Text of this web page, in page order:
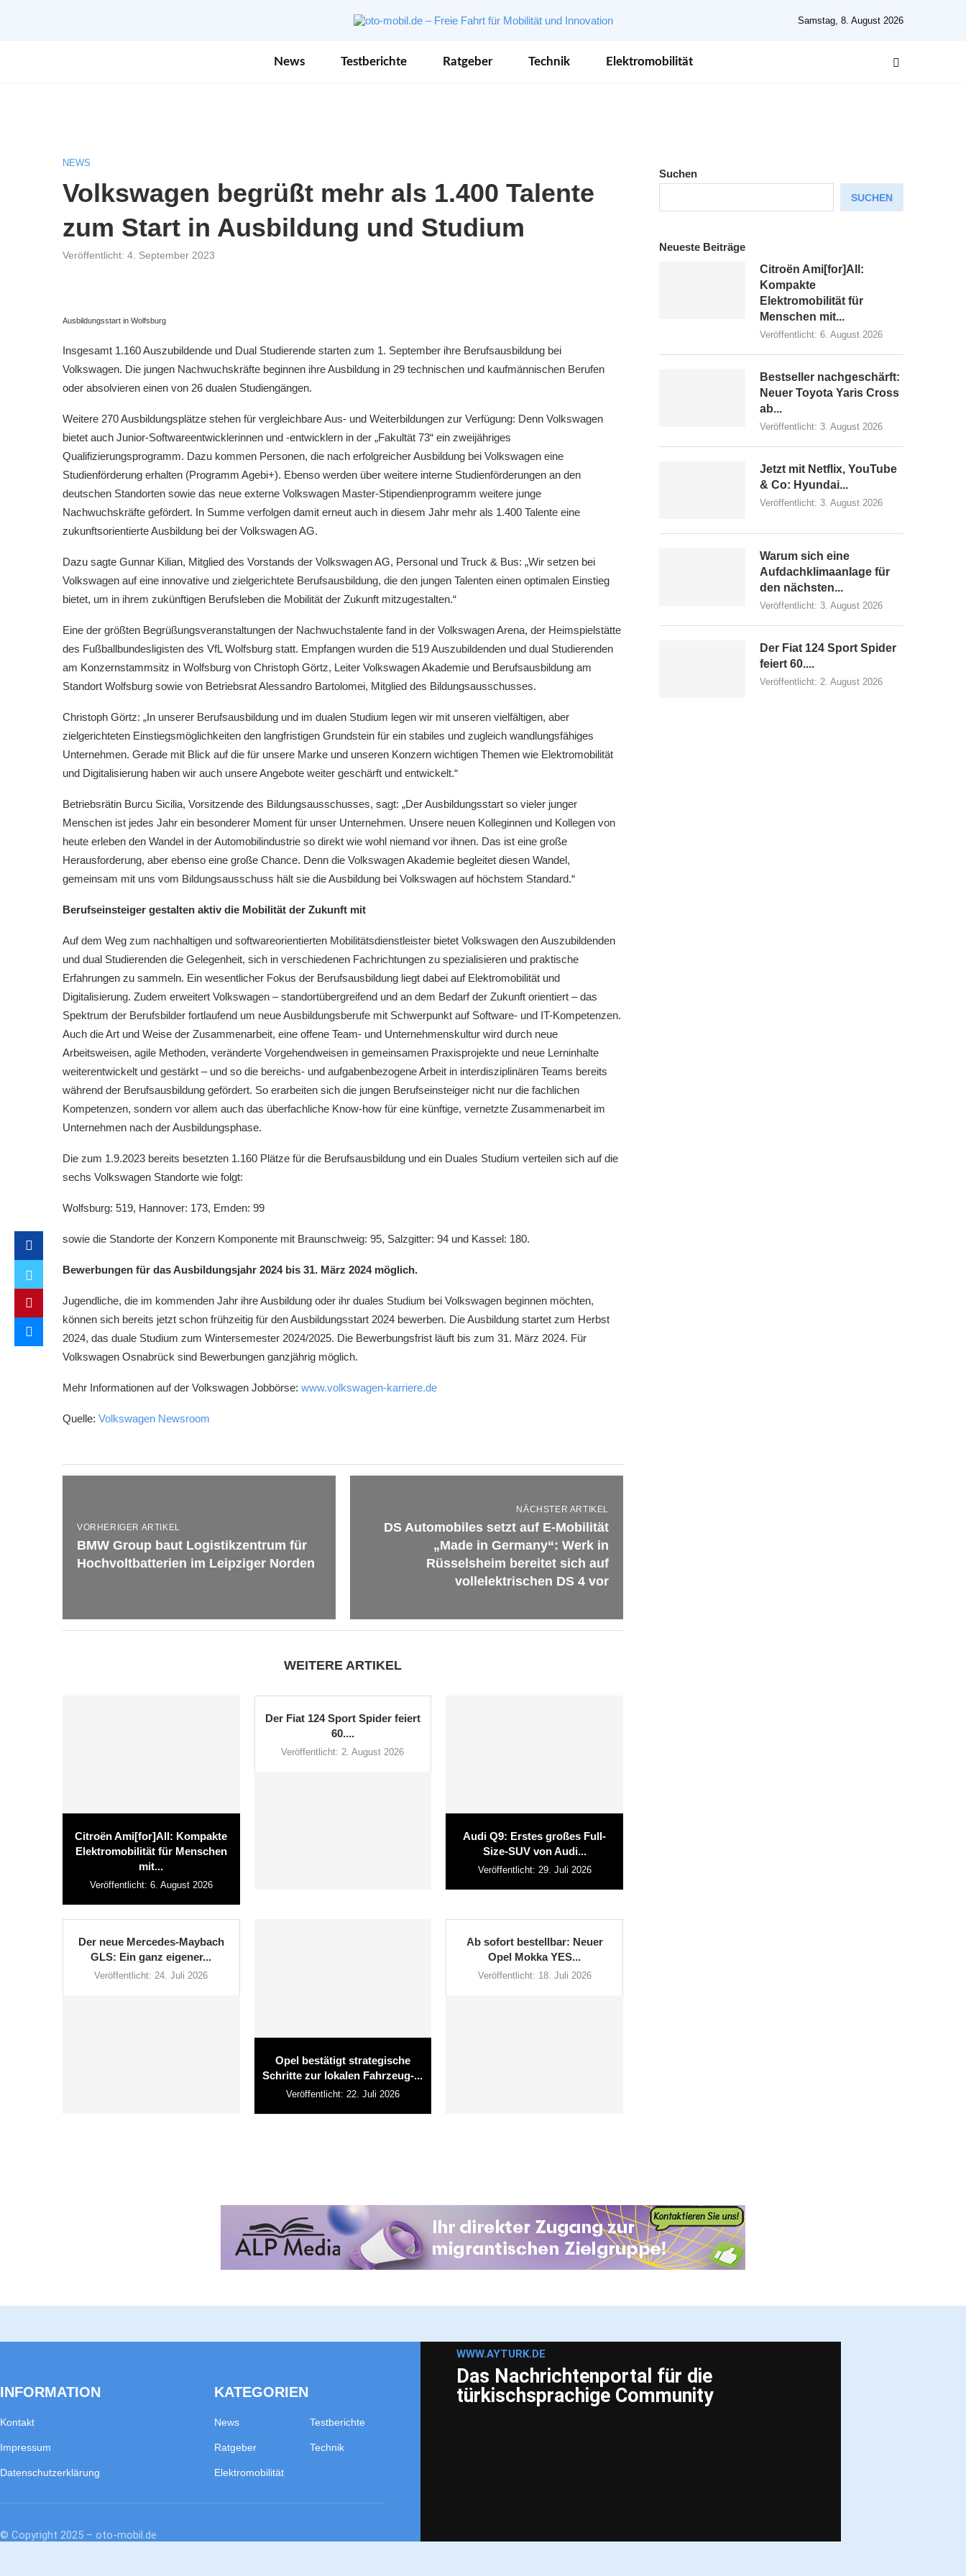
Samstag, 8. August 2026
News Testberichte Ratgeber Technik Elektromobilität
NEWS
Volkswagen begrüßt mehr als 1.400 Talente
zum Start in Ausbildung und Studium
Veröffentlicht: 4. September 2023
Ausbildungsstart in Wolfsburg
Insgesamt 1.160 Auszubildende und Dual Studierende starten zum 1. September ihre Berufsausbildung bei
Volkswagen. Die jungen Nachwuchskräfte beginnen ihre Ausbildung in 29 technischen und kaufmännischen Berufen
oder absolvieren einen von 26 dualen Studiengängen.
Weitere 270 Ausbildungsplätze stehen für vergleichbare Aus- und Weiterbildungen zur Verfügung: Denn Volkswagen
bietet auch Junior-Softwareentwicklerinnen und -entwicklern in der „Fakultät 73“ ein zweijähriges
Qualifizierungsprogramm. Dazu kommen Personen, die nach erfolgreicher Ausbildung bei Volkswagen eine
Studienförderung erhalten (Programm Agebi+). Ebenso werden über weitere interne Studienförderungen an den
deutschen Standorten sowie das neue externe Volkswagen Master-Stipendienprogramm weitere junge
Nachwuchskräfte gefördert. In Summe verfolgen damit erneut auch in diesem Jahr mehr als 1.400 Talente eine
zukunftsorientierte Ausbildung bei der Volkswagen AG.
Dazu sagte Gunnar Kilian, Mitglied des Vorstands der Volkswagen AG, Personal und Truck & Bus: „Wir setzen bei
Volkswagen auf eine innovative und zielgerichtete Berufsausbildung, die den jungen Talenten einen optimalen Einstieg
bietet, um in ihrem zukünftigen Berufsleben die Mobilität der Zukunft mitzugestalten.“
Eine der größten Begrüßungsveranstaltungen der Nachwuchstalente fand in der Volkswagen Arena, der Heimspielstätte
des Fußballbundesligisten des VfL Wolfsburg statt. Empfangen wurden die 519 Auszubildenden und dual Studierenden
am Konzernstammsitz in Wolfsburg von Christoph Görtz, Leiter Volkswagen Akademie und Berufsausbildung am
Standort Wolfsburg sowie von Betriebsrat Alessandro Bartolomei, Mitglied des Bildungsausschusses.
Christoph Görtz: „In unserer Berufsausbildung und im dualen Studium legen wir mit unseren vielfältigen, aber
zielgerichteten Einstiegsmöglichkeiten den langfristigen Grundstein für ein stabiles und zugleich wandlungsfähiges
Unternehmen. Gerade mit Blick auf die für unsere Marke und unseren Konzern wichtigen Themen wie Elektromobilität
und Digitalisierung haben wir auch unsere Angebote weiter geschärft und entwickelt.“
Betriebsrätin Burcu Sicilia, Vorsitzende des Bildungsausschusses, sagt: „Der Ausbildungsstart so vieler junger
Menschen ist jedes Jahr ein besonderer Moment für unser Unternehmen. Unsere neuen Kolleginnen und Kollegen von
heute erleben den Wandel in der Automobilindustrie so direkt wie wohl niemand vor ihnen. Das ist eine große
Herausforderung, aber ebenso eine große Chance. Denn die Volkswagen Akademie begleitet diesen Wandel,
gemeinsam mit uns vom Bildungsausschuss hält sie die Ausbildung bei Volkswagen auf höchstem Standard.“
Berufseinsteiger gestalten aktiv die Mobilität der Zukunft mit
Auf dem Weg zum nachhaltigen und softwareorientierten Mobilitätsdienstleister bietet Volkswagen den Auszubildenden
und dual Studierenden die Gelegenheit, sich in verschiedenen Fachrichtungen zu spezialisieren und praktische
Erfahrungen zu sammeln. Ein wesentlicher Fokus der Berufsausbildung liegt dabei auf Elektromobilität und
Digitalisierung. Zudem erweitert Volkswagen – standortübergreifend und an dem Bedarf der Zukunft orientiert – das
Spektrum der Berufsbilder fortlaufend um neue Ausbildungsberufe mit Schwerpunkt auf Software- und IT-Kompetenzen.
Auch die Art und Weise der Zusammenarbeit, eine offene Team- und Unternehmenskultur wird durch neue
Arbeitsweisen, agile Methoden, veränderte Vorgehendweisen in gemeinsamen Praxisprojekte und neue Lerninhalte
weiterentwickelt und gestärkt – und so die bereichs- und aufgabenbezogene Arbeit in interdisziplinären Teams bereits
während der Berufsausbildung gefördert. So erarbeiten sich die jungen Berufseinsteiger nicht nur die fachlichen
Kompetenzen, sondern vor allem auch das überfachliche Know-how für eine künftige, vernetzte Zusammenarbeit im
Unternehmen nach der Ausbildungsphase.
Die zum 1.9.2023 bereits besetzten 1.160 Plätze für die Berufsausbildung und ein Duales Studium verteilen sich auf die
sechs Volkswagen Standorte wie folgt:
Wolfsburg: 519, Hannover: 173, Emden: 99
sowie die Standorte der Konzern Komponente mit Braunschweig: 95, Salzgitter: 94 und Kassel: 180.
Bewerbungen für das Ausbildungsjahr 2024 bis 31. März 2024 möglich.
Jugendliche, die im kommenden Jahr ihre Ausbildung oder ihr duales Studium bei Volkswagen beginnen möchten,
können sich bereits jetzt schon frühzeitig für den Ausbildungsstart 2024 bewerben. Die Ausbildung startet zum Herbst
2024, das duale Studium zum Wintersemester 2024/2025. Die Bewerbungsfrist läuft bis zum 31. März 2024. Für
Volkswagen Osnabrück sind Bewerbungen ganzjährig möglich.
Mehr Informationen auf der Volkswagen Jobbörse: www.volkswagen-karriere.de
Quelle: Volkswagen Newsroom
VORHERIGER ARTIKEL
BMW Group baut Logistikzentrum für
Hochvoltbatterien im Leipziger Norden
NÄCHSTER ARTIKEL
DS Automobiles setzt auf E-Mobilität
„Made in Germany“: Werk in
Rüsselsheim bereitet sich auf
vollelektrischen DS 4 vor
WEITERE ARTIKEL
Citroën Ami[for]All: Kompakte
Elektromobilität für Menschen
mit...
Veröffentlicht: 6. August 2026
Der Fiat 124 Sport Spider feiert
60....
Veröffentlicht: 2. August 2026
Audi Q9: Erstes großes Full-
Size-SUV von Audi...
Veröffentlicht: 29. Juli 2026
Der neue Mercedes-Maybach
GLS: Ein ganz eigener...
Veröffentlicht: 24. Juli 2026
Opel bestätigt strategische
Schritte zur lokalen Fahrzeug-...
Veröffentlicht: 22. Juli 2026
Ab sofort bestellbar: Neuer
Opel Mokka YES...
Veröffentlicht: 18. Juli 2026
Suchen
SUCHEN
Neueste Beiträge
Citroën Ami[for]All:
Kompakte
Elektromobilität für
Menschen mit...
Veröffentlicht: 6. August 2026
Bestseller nachgeschärft:
Neuer Toyota Yaris Cross
ab...
Veröffentlicht: 3. August 2026
Jetzt mit Netflix, YouTube
& Co: Hyundai...
Veröffentlicht: 3. August 2026
Warum sich eine
Aufdachklimaanlage für
den nächsten...
Veröffentlicht: 3. August 2026
Der Fiat 124 Sport Spider
feiert 60....
Veröffentlicht: 2. August 2026
INFORMATION
Kontakt
Impressum
Datenschutzerklärung
KATEGORIEN
News Testberichte
Ratgeber Technik
Elektromobilität
© Copyright 2025 – oto-mobil.de
WWW.AYTURK.DE
Das Nachrichtenportal für die
türkischsprachige Community